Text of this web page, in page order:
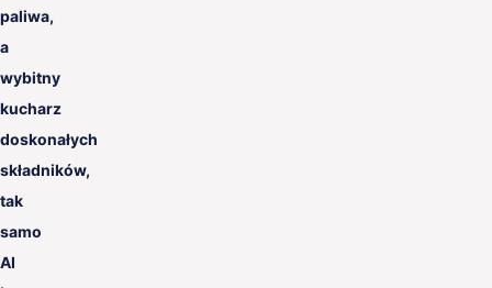
paliwa,
a
wybitny
kucharz
doskonałych
składników,
tak
samo
AI